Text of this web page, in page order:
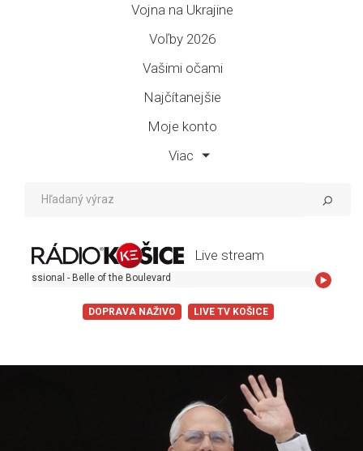
Vojna na Ukrajine
Voľby 2026
Vašimi očami
Najčítanejšie
Moje konto
Viac
Live stream
of the Boulevard
DOPRAVA NAŽIVO LIVE TV KOŠICE